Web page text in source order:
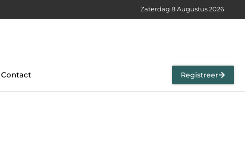
Zaterdag 8 Augustus 2026
Contact Registreer